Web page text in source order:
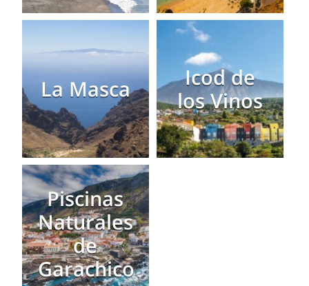
La Masca
Icod de
los Vinos
Piscinas
Naturales
de
Garachico